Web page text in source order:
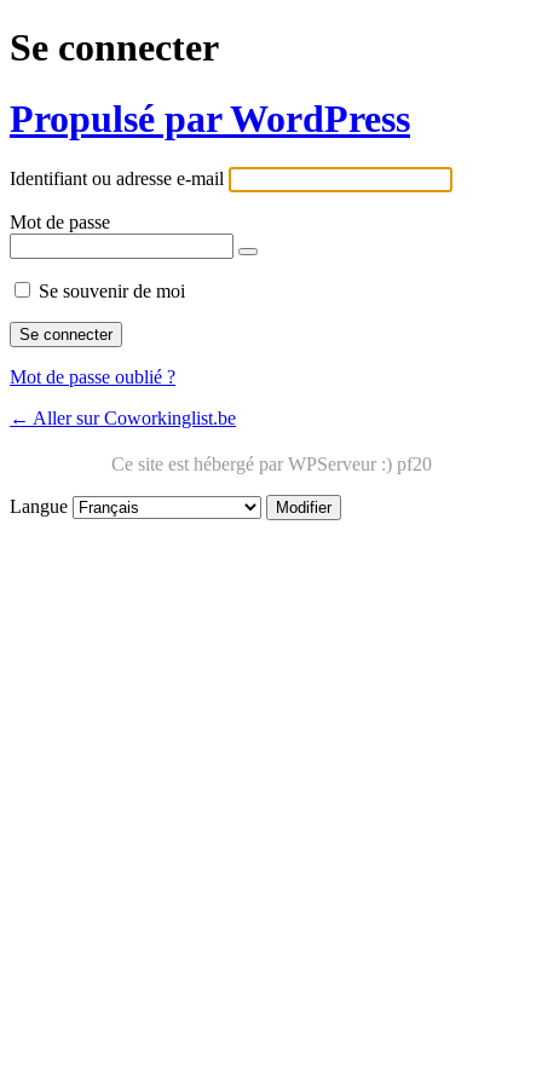
Se connecter
Propulsé par WordPress
Identifiant ou adresse e-mail
Mot de passe
Se souvenir de moi
Mot de passe oublié ?
← Aller sur Coworkinglist.be
Langue